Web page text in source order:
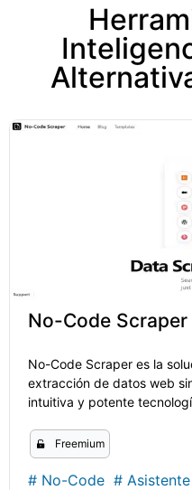
No-Code Scraper
No-Code Scraper es la
extracción de datos web
intuitiva y potente
Freemium
# No-Code #